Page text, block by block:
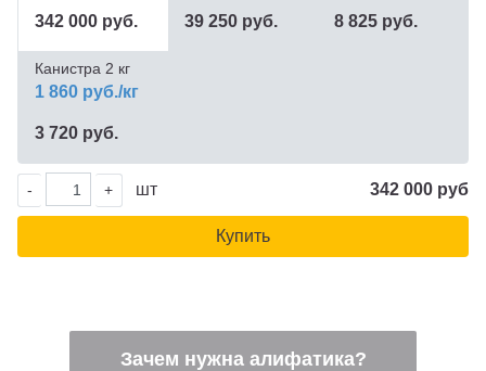
342 000 руб. 39 250 руб. 8 825 руб.
1 860 руб./кг
Канистра 2 кг
3 720 руб.
- + шт 342 000 руб
Купить
Зачем нужна алифатика?